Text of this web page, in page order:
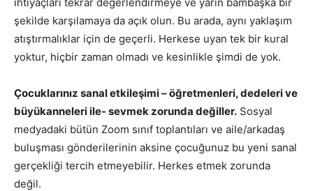
şekilde karşılamaya da açık olun. Bu arada, aynı yaklaşım
atıştırmalıklar için de geçerli. Herkese uyan tek bir kural
yoktur, hiçbir zaman olmadı ve kesinlikle şimdi de yok.
Çocuklarınız sanal etkileşimi – öğretmenleri, dedeleri ve
büyükanneleri ile- sevmek zorunda değiller. Sosyal
medyadaki bütün Zoom sınıf toplantıları ve aile/arkadaş
buluşması gönderilerinin aksine çocuğunuz bu yeni sanal
gerçekliği tercih etmeyebilir. Herkes etmek zorunda
değil.